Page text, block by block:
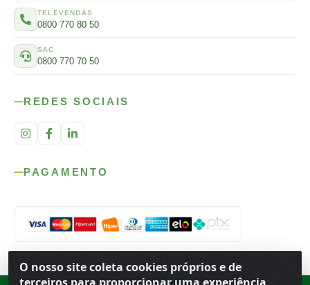
O nosso site coleta cookies próprios e de
TELEVENDAS
0800 770 80 50
SAC
0800 770 70 50
REDES SOCIAIS
PAGAMENTO